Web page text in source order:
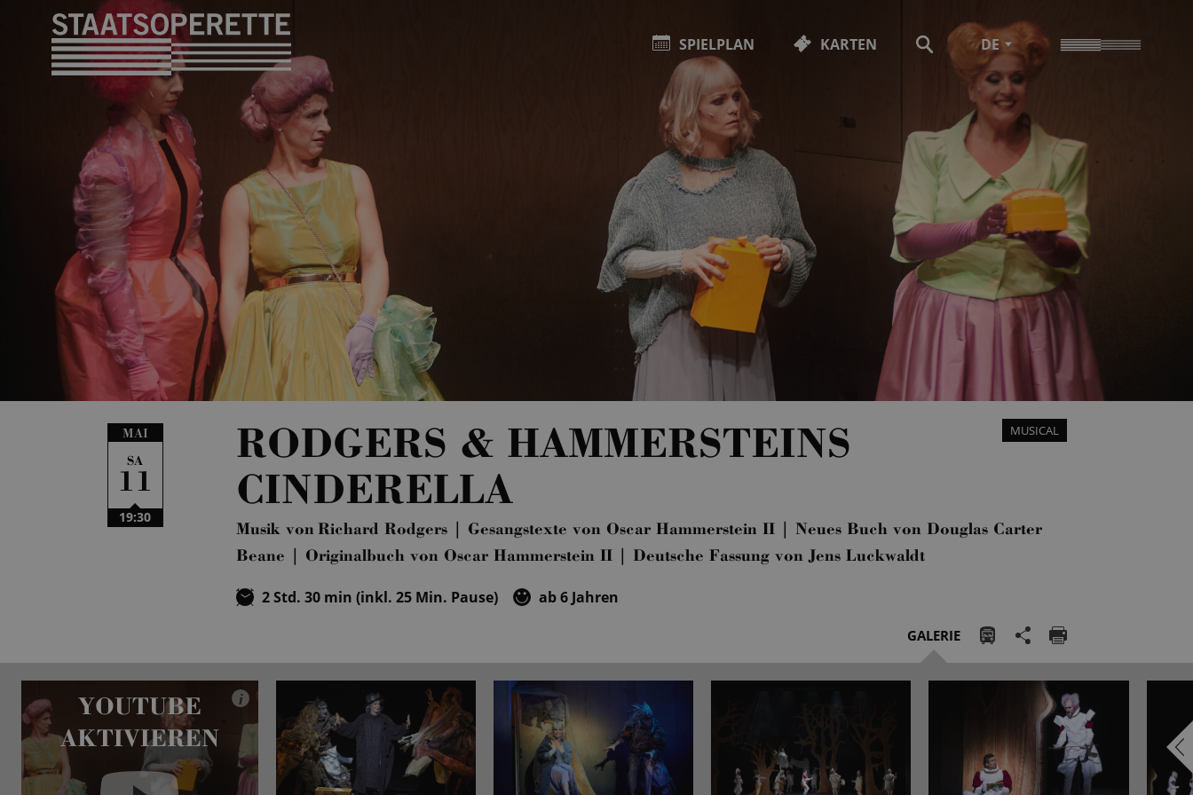
SPIELPLAN KARTEN DE
MAI
SA
11
19:30
MUSICAL
RODGERS & HAMMERSTEINS
CINDERELLA
Musik von Richard Rodgers | Gesangstexte von Oscar Hammerstein II | Neues Buch von Douglas Carter
Beane | Originalbuch von Oscar Hammerstein II | Deutsche Fassung von Jens Luckwaldt
2 Std. 30 min (inkl. 25 Min. Pause) ab 6 Jahren
GALERIE
YOUTUBE
AKTIVIEREN
i